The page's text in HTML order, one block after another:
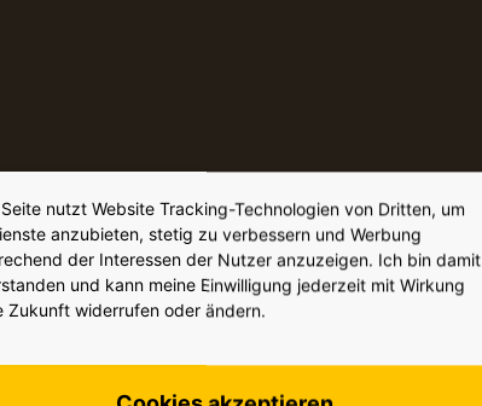
nutzt Website Tracking-Technologien von Dritten, um
anzubieten, stetig zu verbessern und Werbung
der Interessen der Nutzer anzuzeigen. Ich bin damit
und kann meine Einwilligung jederzeit mit Wirkung
Zukunft widerrufen oder ändern.